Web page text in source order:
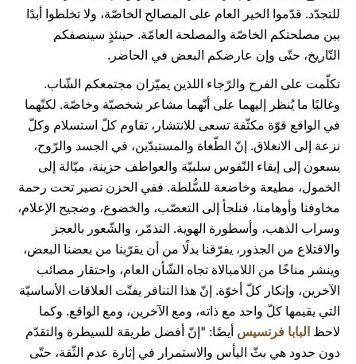
للتجدّد. قدّموا الخير العام على المصالح الخاصّة، ولا تخلطوا أبدًا
بين مصلحتكم الخاصّة والمصلحة العامّة. حينئذٍ سينصفكم
التّاريخ، حتّى وإن عارضكم البعض في الحاضر.
تكلّمت على الفرح والرّجاء اللذين يميّزان مجتمعكم الشّاب.
وغالبًا ما يُنظر إليهما على أنّهما مشاعر شخصيّة وخاصّة. لكنّهما
في الواقع قوّة مكثّفة تسعى للانتشار، تقاوم كلّ استسلام وكلّ
نزعة إلى الانغلاق. إنّ الطّغاة والمستبدّين، في الجسد والرّوح،
يسعون إلى إبقاء النّفوس سلبيّة والعواطف حزينة، ميّالة إلى
الخمول، مطيعة وخاضعة للسُّلطة. ففي الحزن نصير تحت رحمة
مخاوفنا وأوهامنا، فنلجأ إلى التعصّب، والخضوع، وضجيج الإعلام،
وسراب الذهب، وأسطورة الهوية. التذمّر، والشّعور بالعجز
والاقتلاع من الجذور، يفرّقنا بدلًا من أن يقرّبنا من بعضنا البعض،
وينشر مناخًا من اللامبالاة تجاه الشّأن العام، واحتقار مصائب
الآخرين، وإنكار كلّ أخوّة. إنّ هذا التنافر يفتّت العلاقات الأساسيّة
التي يقيمها كلّ واحد مع ذاته، ومع الآخرين، ومع الواقع. وكما
لاحظ البابا فرنسيس أيضًا: "إنّ أفضل طريقة للسيطرة والتقدّم
دون حدود هي بثّ اليأس والاستمرار في إثارة عدم الثّقة، حتّى